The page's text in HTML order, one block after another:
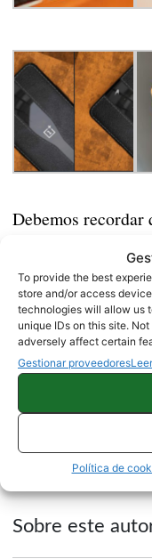
To provide the best
store and/or access
technologies will allow us
unique IDs on this site.
adversely affect certain
Gestionar proveedores
Política de
Debemos recordar
concepto que
CES de Las
indicar que está
OnePlus en sus
Sobre este